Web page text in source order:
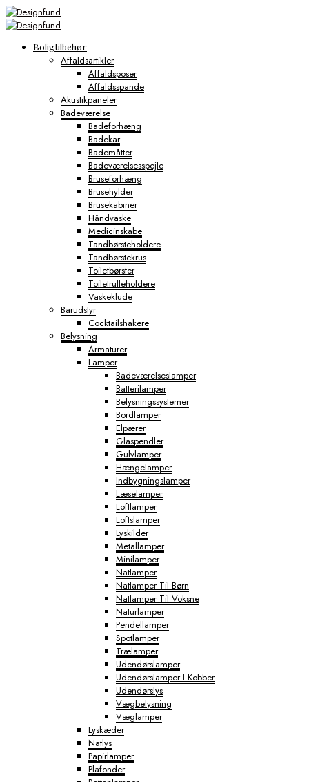
Boligtilbehør
Affaldsartikler
Affaldsposer
Affaldsspande
Akustikpaneler
Badeværelse
Badeforhæng
Badekar
Bademåtter
Badeværelsesspejle
Bruseforhæng
Brusehylder
Brusekabiner
Håndvaske
Medicinskabe
Tandbørsteholdere
Tandbørstekrus
Toiletbørster
Toiletrulleholdere
Vaskeklude
Barudstyr
Cocktailshakere
Belysning
Armaturer
Lamper
Badeværelseslamper
Batterilamper
Belysningssystemer
Bordlamper
Elpærer
Glaspendler
Gulvlamper
Hængelamper
Indbygningslamper
Læselamper
Loftlamper
Loftslamper
Lyskilder
Metallamper
Minilamper
Natlamper
Natlamper Til Børn
Natlamper Til Voksne
Naturlamper
Pendellamper
Spotlamper
Trælamper
Udendørslamper
Udendørslamper I Kobber
Udendørslys
Vægbelysning
Væglamper
Lyskæder
Natlys
Papirlamper
Plafonder